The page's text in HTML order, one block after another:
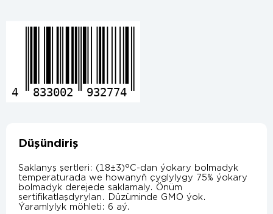
4 833002 932774
Düşündiriş
Saklanyş şertleri: (18±3)°С-dan ýokary bolmadyk
temperaturada we howanyň çyglylygy 75% ýokary
bolmadyk derejede saklamaly. Önüm
sertifikatlaşdyrylan. Düzüminde GMO ýok.
Ýaramlylyk möhleti: 6 aý.